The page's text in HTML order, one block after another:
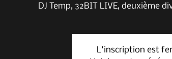
DJ Temp, 32BIT LIVE, deuxième
L'inscription est